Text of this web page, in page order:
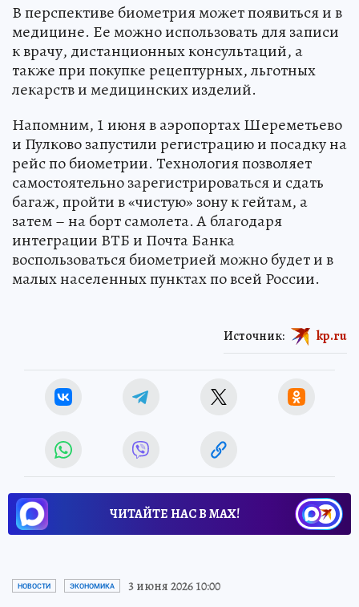
В перспективе биометрия может появиться и в
медицине. Ее можно использовать для записи
к врачу, дистанционных консультаций, а
также при покупке рецептурных, льготных
лекарств и медицинских изделий.
Напомним, 1 июня в аэропортах Шереметьево
и Пулково запустили регистрацию и посадку на
рейс по биометрии. Технология позволяет
самостоятельно зарегистрироваться и сдать
багаж, пройти в «чистую» зону к гейтам, а
затем – на борт самолета. А благодаря
интеграции ВТБ и Почта Банка
воспользоваться биометрией можно будет и в
малых населенных пунктах по всей России.
Источник: kp.ru
ЧИТАЙТЕ НАС В МАХ!